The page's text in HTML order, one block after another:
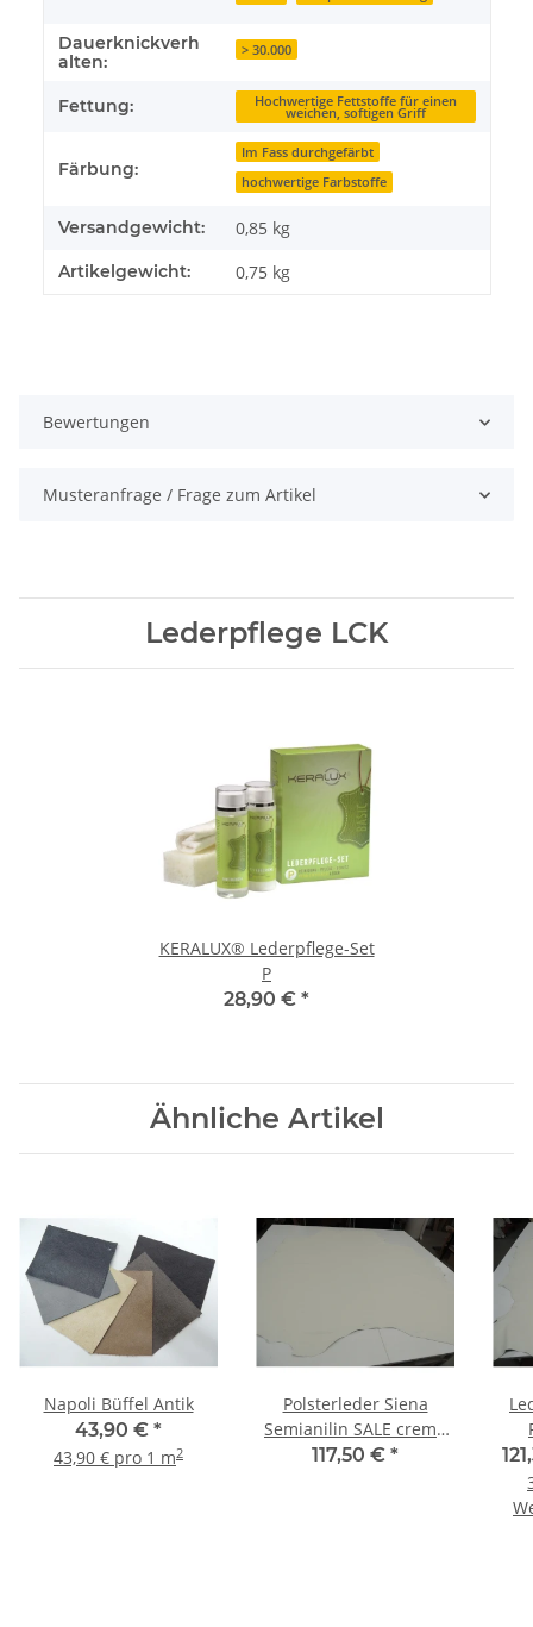
Dauerknickverh
alten:
> 30.000
Fettung: Hochwertige Fettstoffe für einen
weichen, softigen Griff
Färbung:
Im Fass durchgefärbt
hochwertige Farbstoffe
Versandgewicht: 0,85 kg
Artikelgewicht: 0,75 kg
Bewertungen
Musteranfrage / Frage zum Artikel
Lederpflege LCK
KERALUX® Lederpflege-Set
P
28,90 € *
Ähnliche Artikel
Napoli Büffel Antik
43,90 € *
43,90 € pro 1 m2
Polsterleder Siena
Semianilin SALE creme
hell 3,93 qm
117,50 € *